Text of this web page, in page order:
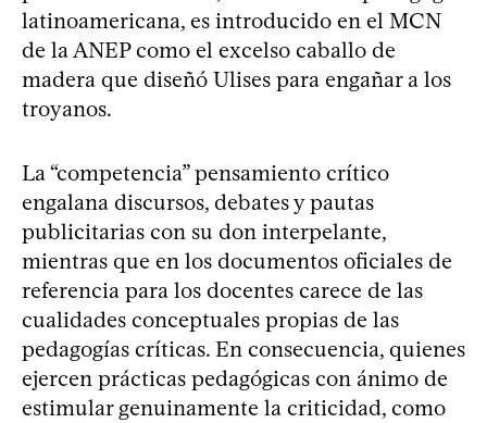
latinoamericana, es introducido en el MCN
de la ANEP como el excelso caballo de
madera que diseñó Ulises para engañar a los
troyanos.
La “competencia” pensamiento crítico
engalana discursos, debates y pautas
publicitarias con su don interpelante,
mientras que en los documentos oficiales de
referencia para los docentes carece de las
cualidades conceptuales propias de las
pedagogías críticas. En consecuencia, quienes
ejercen prácticas pedagógicas con ánimo de
estimular genuinamente la criticidad, como